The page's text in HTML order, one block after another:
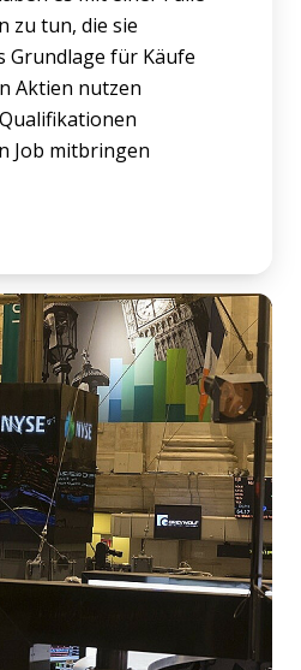
zu tun, die sie
Grundlage für Käufe
Aktien nutzen
Job mitbringen